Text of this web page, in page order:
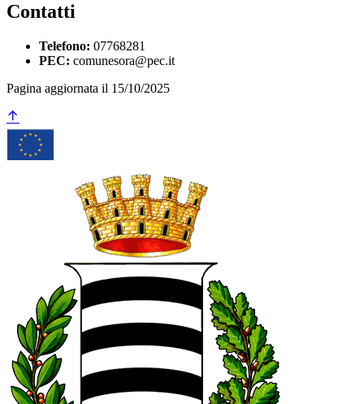
Contatti
Telefono: 07768281
PEC: comunesora@pec.it
Pagina aggiornata il 15/10/2025